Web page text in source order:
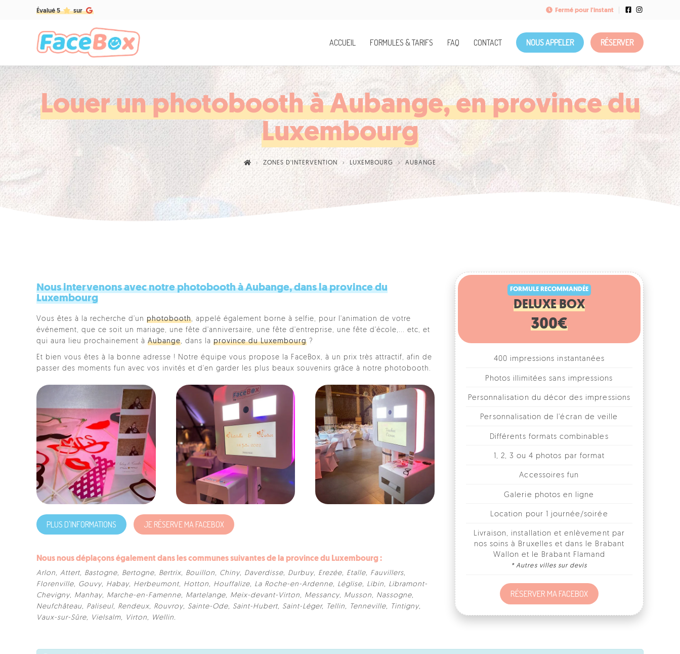
Évalué 5 sur Fermé pour l'instant
ACCUEIL FORMULES & TARIFS FAQ CONTACT NOUS APPELER RÉSERVER
Louer un photobooth à Aubange, en province du
Luxembourg
ZONES D'INTERVENTION LUXEMBOURG AUBANGE
Nous intervenons avec notre photobooth à Aubange, dans la province du
Luxembourg
Vous êtes à la recherche d'un photobooth, appelé également borne à selfie, pour l'animation de votre
événement, que ce soit un mariage, une fête d'anniversaire, une fête d'entreprise, une fête d'école,... etc, et
qui aura lieu prochainement à Aubange, dans la province du Luxembourg ?
Et bien vous êtes à la bonne adresse ! Notre équipe vous propose la FaceBox, à un prix très attractif, afin de
passer des moments fun avec vos invités et d'en garder les plus beaux souvenirs grâce à notre photobooth.
PLUS D'INFORMATIONS JE RÉSERVE MA FACEBOX
Nous nous déplaçons également dans les communes suivantes de la province du Luxembourg :
Arlon, Attert, Bastogne, Bertogne, Bertrix, Bouillon, Chiny, Daverdisse, Durbuy, Erezée, Etalle, Fauvillers,
Florenville, Gouvy, Habay, Herbeumont, Hotton, Houffalize, La Roche-en-Ardenne, Léglise, Libin, Libramont-
Chevigny, Manhay, Marche-en-Famenne, Martelange, Meix-devant-Virton, Messancy, Musson, Nassogne,
Neufchâteau, Paliseul, Rendeux, Rouvroy, Sainte-Ode, Saint-Hubert, Saint-Léger, Tellin, Tenneville, Tintigny,
Vaux-sur-Sûre, Vielsalm, Virton, Wellin.
FORMULE RECOMMANDÉE
DELUXE BOX
300€
400 impressions instantanées
Photos illimitées sans impressions
Personnalisation du décor des impressions
Personnalisation de l'écran de veille
Différents formats combinables
1, 2, 3 ou 4 photos par format
Accessoires fun
Galerie photos en ligne
Location pour 1 journée/soirée
Livraison, installation et enlèvement par
nos soins à Bruxelles et dans le Brabant
Wallon et le Brabant Flamand
RÉSERVER MA FACEBOX